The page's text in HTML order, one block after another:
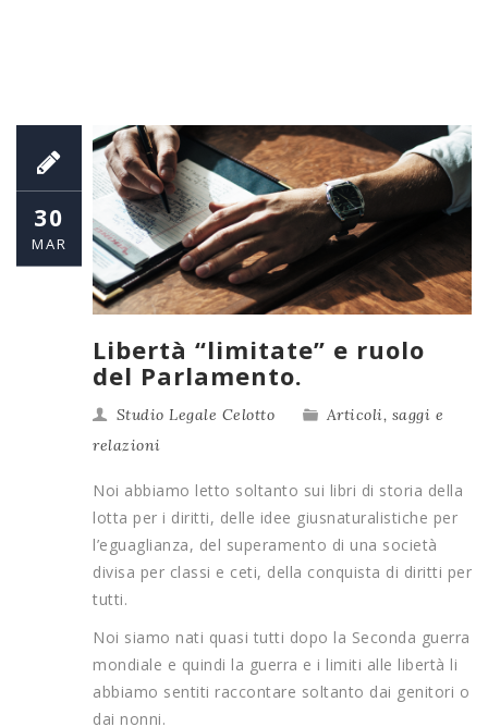
30
MAR
Libertà “limitate” e ruolo
del Parlamento.
Studio Legale Celotto
Articoli, saggi e
relazioni
Noi abbiamo letto soltanto sui libri di storia della
lotta per i diritti, delle idee giusnaturalistiche per
l’eguaglianza, del superamento di una società
divisa per classi e ceti, della conquista di diritti per
tutti.
Noi siamo nati quasi tutti dopo la Seconda guerra
mondiale e quindi la guerra e i limiti alle libertà li
abbiamo sentiti raccontare soltanto dai genitori o
dai nonni.